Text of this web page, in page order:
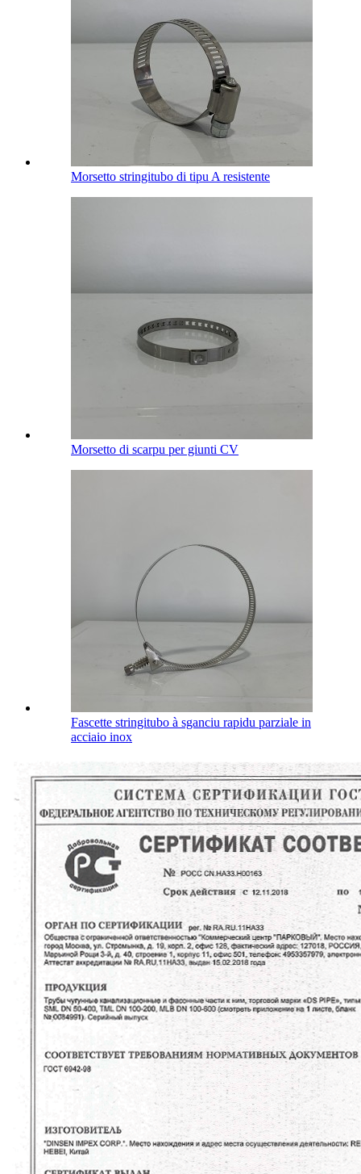
Morsetto stringitubo di tipu A resistente
Morsetto di scarpu per giunti CV
Fascette stringitubo à sganciu rapidu parziale in
acciaio inox